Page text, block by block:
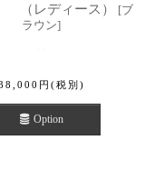
（レディース）
[ブ
ラウン]
円 (税別)
Option